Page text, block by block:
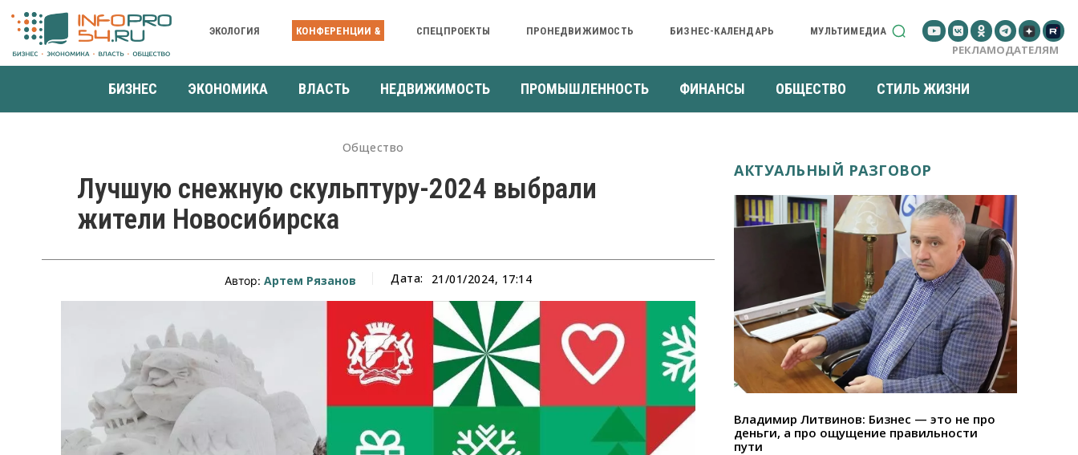
ЭКОЛОГИЯ КОНФЕРЕНЦИИ & СПЕЦПРОЕКТЫ ПРОНЕДВИЖИМОСТЬ БИЗНЕС-КАЛЕНДАРЬ МУЛЬТИМЕДИА
РЕКЛАМОДАТЕЛЯМ
БИЗНЕС ЭКОНОМИКА ВЛАСТЬ НЕДВИЖИМОСТЬ ПРОМЫШЛЕННОСТЬ ФИНАНСЫ ОБЩЕСТВО СТИЛЬ ЖИЗНИ
Общество
Лучшую снежную скульптуру-2024 выбрали
жители Новосибирска
Автор:Артем Рязанов Дата: 21/01/2024, 17:14
АКТУАЛЬНЫЙ РАЗГОВОР
Владимир Литвинов: Бизнес — это не про
деньги, а про ощущение правильности
пути